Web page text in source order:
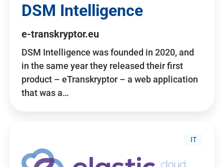
DSM Intelligence
e-transkryptor.eu
DSM Intelligence was founded in 2020, and
in the same year they released their first
product – eTranskryptor – a web application
that was a…
IT